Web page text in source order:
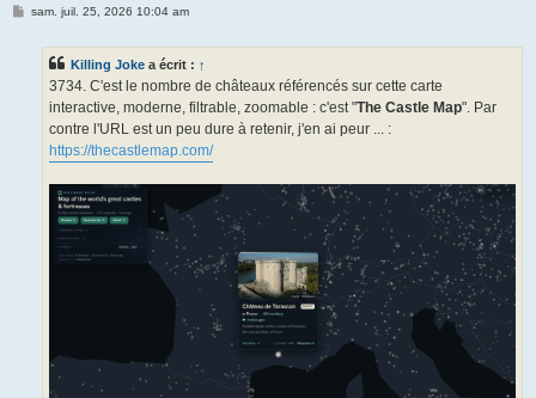
Msam. juil. 25, 2026 10:04 am
Killing Joke a écrit : ↑
3734. C'est le nombre de châteaux référencés sur cette carte
interactive, moderne, filtrable, zoomable : c'est "The Castle Map". Par
contre l'URL est un peu dure à retenir, j'en ai peur ... :
https://thecastlemap.com/